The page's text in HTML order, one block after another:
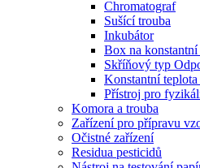
Chromatograf
Sušící trouba
Inkubátor
Box na
Skříňový typ
Konstantní teplota
Přístroj pro
Komora a trouba
Zařízení pro přípravu
Očistné zařízení
Residua pesticidů